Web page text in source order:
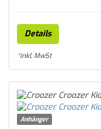
Details
*inkl. MwSt
Anhänger